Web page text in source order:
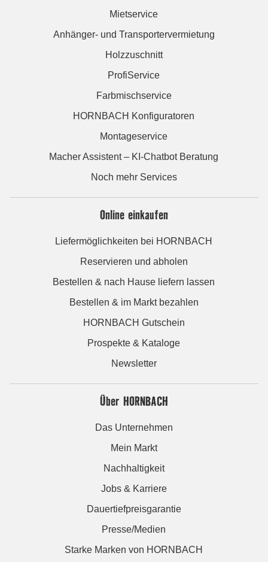
Mietservice
Anhänger- und Transportervermietung
Holzzuschnitt
ProfiService
Farbmischservice
HORNBACH Konfiguratoren
Montageservice
Macher Assistent – KI-Chatbot Beratung
Noch mehr Services
Online einkaufen
Liefermöglichkeiten bei HORNBACH
Reservieren und abholen
Bestellen & nach Hause liefern lassen
Bestellen & im Markt bezahlen
HORNBACH Gutschein
Prospekte & Kataloge
Newsletter
Über HORNBACH
Das Unternehmen
Mein Markt
Nachhaltigkeit
Jobs & Karriere
Dauertiefpreisgarantie
Presse/Medien
Starke Marken von HORNBACH